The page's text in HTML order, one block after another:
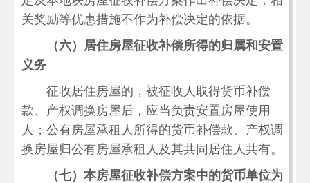
关奖励等优惠措施不作为补偿决定的依据。
（六）居住房屋征收补偿所得的归属和安置
义务
征收居住房屋的，被征收人取得货币补偿
款、产权调换房屋后，应当负责安置房屋使用
人；公有房屋承租人所得的货币补偿款、产权调
换房屋归公有房屋承租人及其共同居住人共有。
（七）本房屋征收补偿方案中的货币单位为